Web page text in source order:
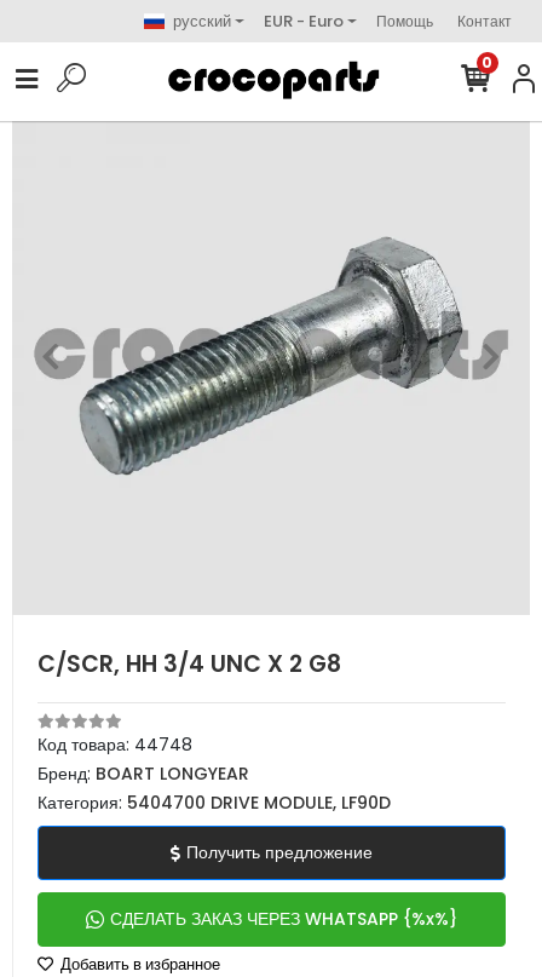
русский EUR - Euro Помощь Контакт
0
C/SCR, HH 3/4 UNC X 2 G8
Код товара: 44748
Бренд: BOART LONGYEAR
Категория: 5404700 DRIVE MODULE, LF90D
Получить предложение
СДЕЛАТЬ ЗАКАЗ ЧЕРЕЗ WHATSAPP {%x%}
Добавить в избранное